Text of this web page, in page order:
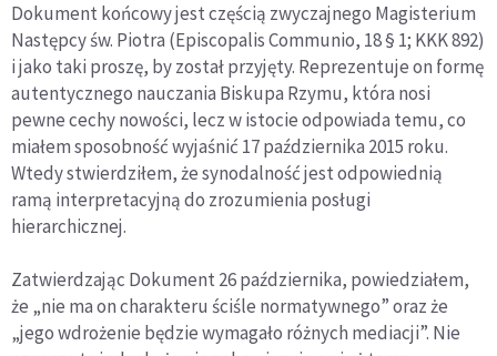
Dokument końcowy jest częścią zwyczajnego Magisterium
Następcy św. Piotra (Episcopalis Communio, 18 § 1; KKK 892)
i jako taki proszę, by został przyjęty. Reprezentuje on formę
autentycznego nauczania Biskupa Rzymu, która nosi
pewne cechy nowości, lecz w istocie odpowiada temu, co
miałem sposobność wyjaśnić 17 października 2015 roku.
Wtedy stwierdziłem, że synodalność jest odpowiednią
ramą interpretacyjną do zrozumienia posługi
hierarchicznej.
Zatwierdzając Dokument 26 października, powiedziałem,
że „nie ma on charakteru ściśle normatywnego” oraz że
„jego wdrożenie będzie wymagało różnych mediacji”. Nie